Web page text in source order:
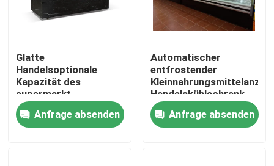
Über uns
Kontakte
Glatte
Handelsoptionale
Kapazität des
supermarkt-
Kühlschrank-R22
150WAnfrage absenden
Automatischer
entfrostender
Handelskühlschrank
für Supermarkt
Anfrage absenden